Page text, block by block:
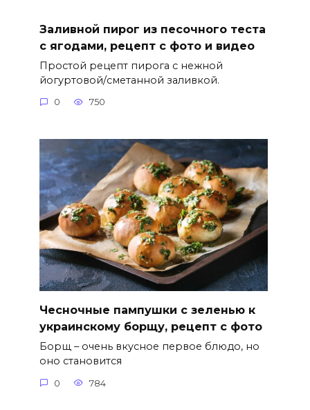
Заливной пирог из песочного теста
с ягодами, рецепт с фото и видео
Простой рецепт пирога с нежной
йогуртовой/сметанной заливкой.
0 750
Чесночные пампушки с зеленью к
украинскому борщу, рецепт с фото
Борщ – очень вкусное первое блюдо, но
оно становится
0 784